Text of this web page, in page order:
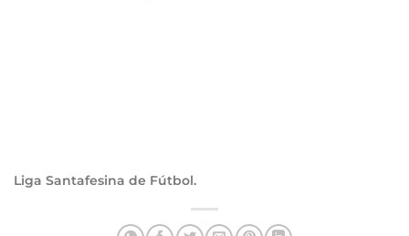
Liga Santafesina de Fútbol.